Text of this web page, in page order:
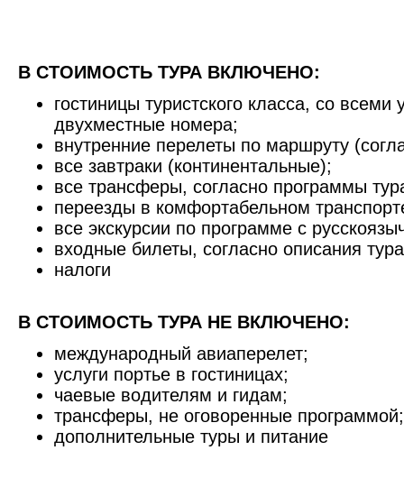
В СТОИМОСТЬ ТУРА ВКЛЮЧЕНО:
гостиницы туристского класса, со всеми
двухместные номера;
внутренние перелеты по маршруту
все завтраки (континентальные);
все трансферы, согласно программы
переезды в комфортабельном
все экскурсии по программе с
входные билеты, согласно описания
налоги
В СТОИМОСТЬ ТУРА НЕ ВКЛЮЧЕНО:
международный авиаперелет;
услуги портье в гостиницах;
чаевые водителям и гидам;
трансферы, не оговоренные программой;
дополнительные туры и питание